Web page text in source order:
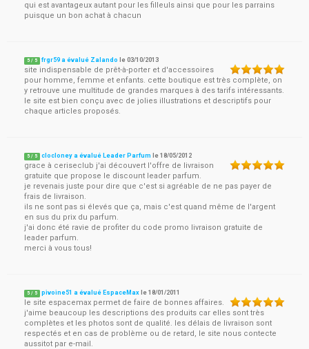
qui est avantageux autant pour les filleuls ainsi que pour les parrains
puisque un bon achat à chacun
5 / 5 frgr59 a évalué Zalando le03/10/2013
site indispensable de prêt-à-porter et d'accessoires
pour homme, femme et enfants. cette boutique est très complète, on
y retrouve une multitude de grandes marques à des tarifs intéressants.
le site est bien conçu avec de jolies illustrations et descriptifs pour
chaque articles proposés.
5 / 5 clocloney a évalué Leader Parfum le18/05/2012
grace à ceriseclub j'ai découvert l'offre de livraison
gratuite que propose le discount leader parfum.
je revenais juste pour dire que c'est si agréable de ne pas payer de
frais de livraison.
ils ne sont pas si élevés que ça, mais c'est quand même de l'argent
en sus du prix du parfum.
j'ai donc été ravie de profiter du code promo livraison gratuite de
leader parfum.
merci à vous tous!
5 / 5 pivoine51 a évalué EspaceMax le18/01/2011
le site espacemax permet de faire de bonnes affaires.
j'aime beaucoup les descriptions des produits car elles sont très
complètes et les photos sont de qualité. les délais de livraison sont
respectés et en cas de problème ou de retard, le site nous contecte
aussitot par e-mail.